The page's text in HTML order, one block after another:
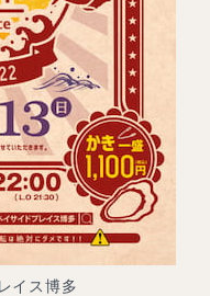
イス博多